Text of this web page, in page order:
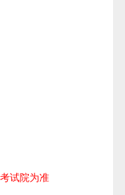
试院为准